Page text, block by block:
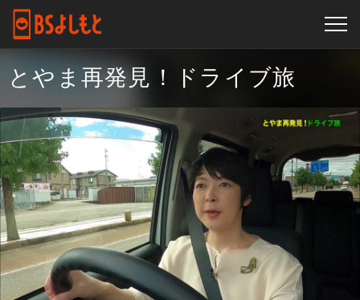
とやま再発見！ドライブ旅